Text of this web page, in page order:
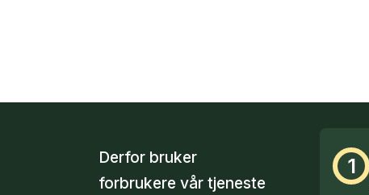
Derfor bruker
forbrukere vår tjeneste
1